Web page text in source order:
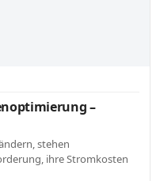
–
stehen
ihre Stromkosten